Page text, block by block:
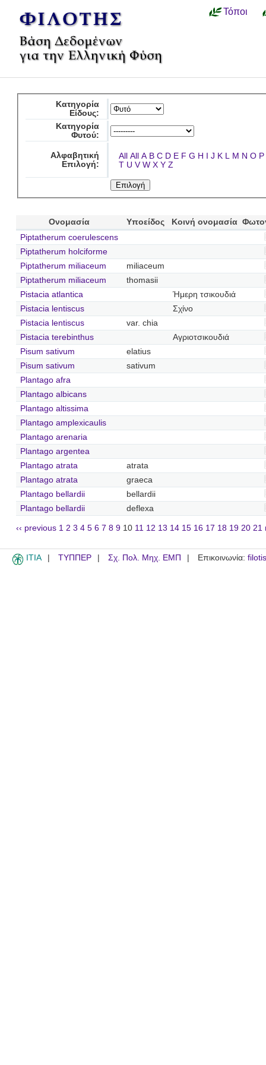
Τόποι
Κατηγορία
Είδους:
Κατηγορία
Φυτού:
Αλφαβητική
Επιλογή:
All All A B C D E F G H I J K L M N O P
T U V W X Y Z
Ονομασία Υποείδος Κοινή ονομασία
Piptatherum coerulescens
Piptatherum holciforme
Piptatherum miliaceum
miliaceum
Piptatherum miliaceum
thomasii
Pistacia atlantica
Ήμερη τσικουδιά
Pistacia lentiscus
Σχίνο
Pistacia lentiscus
var. chia
Pistacia terebinthus
Αγριοτσικουδιά
Pisum sativum
elatius
Pisum sativum
sativum
Plantago afra
Plantago albicans
Plantago altissima
Plantago amplexicaulis
Plantago arenaria
Plantago argentea
Plantago atrata
atrata
Plantago atrata
graeca
Plantago bellardii
bellardii
Plantago bellardii
deflexa
‹‹ previous 1 2 3 4 5 6 7 8 9 10 11 12 13 14 15 16 17 18 19 20 21
ITIA ΤΥΠΠΕΡ Σχ. Πολ. Μηχ. ΕΜΠ Επικοινωνία: